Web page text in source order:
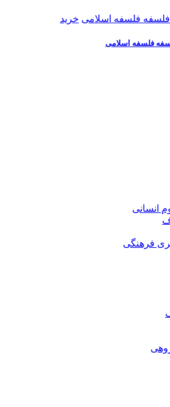
خرید
فلسفه اسلامی
انسانی
فرهنگی